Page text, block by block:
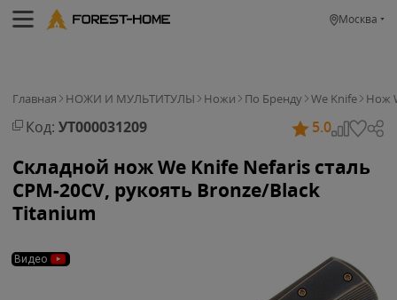
Москва
Главная НОЖИ И МУЛЬТИТУЛЫ Ножи По Бренду We Knife Нож
Код: УТ000031209 5.0
Складной нож We Knife Nefaris сталь
CPM-20CV, рукоять Bronze/Black
Titanium
Видео